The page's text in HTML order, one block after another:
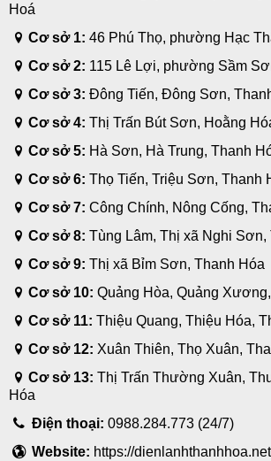
Hoá
Cơ sở 1: 46 Phú Thọ, phường Hạc
Cơ sở 2: 115 Lê Lợi, phường Sầm
Cơ sở 3: Đông Tiến, Đông Sơn,
Cơ sở 4: Thị Trấn Bút Sơn, Hoằng
Cơ sở 5: Hà Sơn, Hà Trung, Thanh
Cơ sở 6: Thọ Tiến, Triệu Sơn, Thanh
Cơ sở 7: Công Chính, Nông Cống,
Cơ sở 8: Tùng Lâm, Thị xã Nghi Sơn,
Cơ sở 9: Thị xã Bỉm Sơn, Thanh Hóa
Cơ sở 10: Quảng Hòa, Quảng
Cơ sở 11: Thiệu Quang, Thiệu Hóa,
Cơ sở 12: Xuân Thiên, Thọ Xuân,
Cơ sở 13: Thị Trấn Thường Xuân,
Hóa
Điện thoại:0988.284.773 (24/7)
Website: https://dienlanhthanhhoa.net